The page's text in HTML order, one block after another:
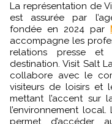
La représentation de
est assurée par
fondée en 2024 par
accompagne les
relations presse et
destination. Visit Salt
collabore avec le
visiteurs de loisirs et
mettant l’accent sur
l’environnement local.
permet d’accéder